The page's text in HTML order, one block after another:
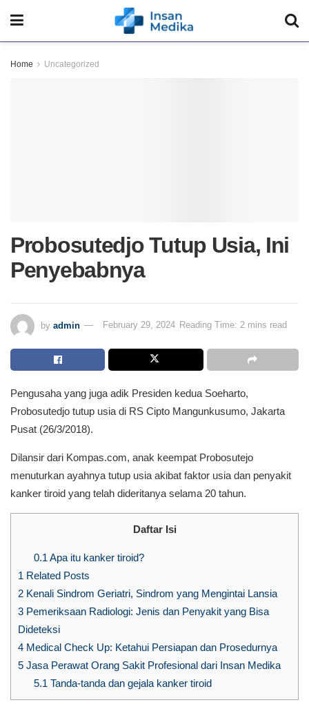
Home Uncategorized
Probosutedjo Tutup Usia, Ini
Penyebabnya
by admin February 29, 2024 Reading Time: 2 mins read
Pengusaha yang juga adik Presiden kedua Soeharto,
Probosutedjo tutup usia di RS Cipto Mangunkusumo, Jakarta
Pusat (26/3/2018).
Dilansir dari Kompas.com, anak keempat Probosutejo
menuturkan ayahnya tutup usia akibat faktor usia dan penyakit
kanker tiroid yang telah dideritanya selama 20 tahun.
Daftar Isi
0.1 Apa itu kanker tiroid?
1 Related Posts
2 Kenali Sindrom Geriatri, Sindrom yang Mengintai Lansia
3 Pemeriksaan Radiologi: Jenis dan Penyakit yang Bisa
Dideteksi
4 Medical Check Up: Ketahui Persiapan dan Prosedurnya
5 Jasa Perawat Orang Sakit Profesional dari Insan Medika
5.1 Tanda-tanda dan gejala kanker tiroid